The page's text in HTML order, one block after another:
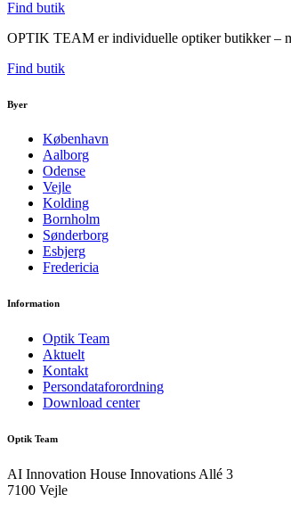
Find butik
OPTIK TEAM er individuelle optiker butikker –
Find butik
Byer
København
Aalborg
Odense
Vejle
Kolding
Bornholm
Sønderborg
Esbjerg
Fredericia
Information
Optik Team
Aktuelt
Kontakt
Persondataforordning
Download center
Optik Team
AI Innovation House Innovations Allé 3
7100 Vejle